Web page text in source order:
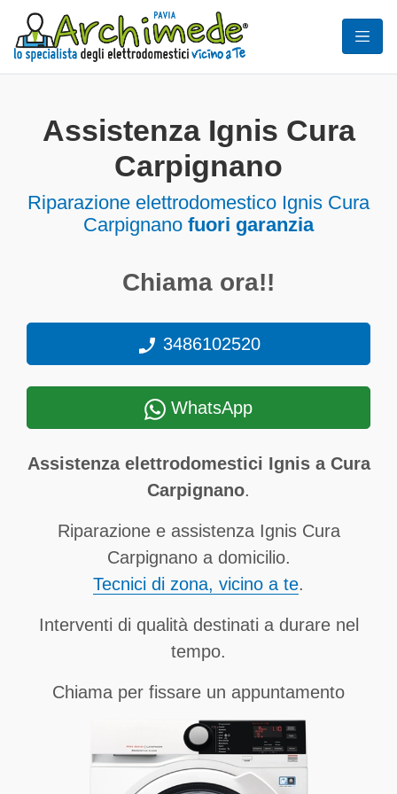
Assistenza Ignis Cura
Carpignano
Riparazione elettrodomestico Ignis Cura
Carpignano fuori garanzia
Chiama ora!!
3486102520
WhatsApp
Assistenza elettrodomestici Ignis a Cura
Carpignano.
Riparazione e assistenza Ignis Cura
Carpignano a domicilio.
Tecnici di zona, vicino a te.
Interventi di qualità destinati a durare nel
tempo.
Chiama per fissare un appuntamento